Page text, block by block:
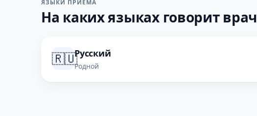
ЯЗЫКИ ПРИЁМА
На каких языках говорит врач
🇷🇺Русский
Родной